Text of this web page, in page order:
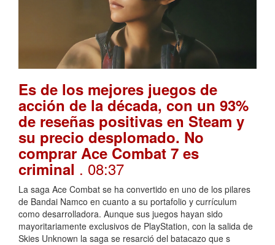
Es de los mejores juegos de
acción de la década, con un 93%
de reseñas positivas en Steam y
su precio desplomado. No
comprar Ace Combat 7 es
criminal . 08:37
La saga Ace Combat se ha convertido en uno de los pilares
de Bandai Namco en cuanto a su portafolio y currículum
como desarrolladora. Aunque sus juegos hayan sido
mayoritariamente exclusivos de PlayStation, con la salida de
Skies Unknown la saga se resarció del batacazo que s